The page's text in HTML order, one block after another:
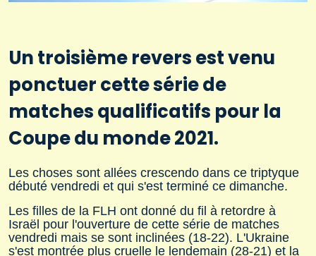
Un troisième revers est venu
ponctuer cette série de
matches qualificatifs pour la
Coupe du monde 2021.
Les choses sont allées crescendo dans ce triptyque
débuté vendredi et qui s'est terminé ce dimanche.
Les filles de la FLH ont donné du fil à retordre à
Israël pour l'ouverture de cette série de matches
vendredi mais se sont inclinées (18-22). L'Ukraine
s'est montrée plus cruelle le lendemain (28-21) et la